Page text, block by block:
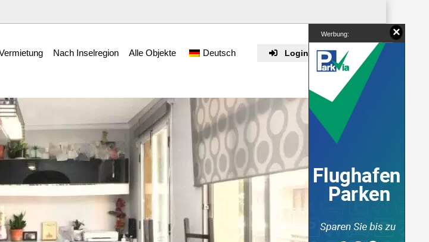
Login / Registrieren
Nach Inselregion Alle Objekte Deutsch
Werbung: ×